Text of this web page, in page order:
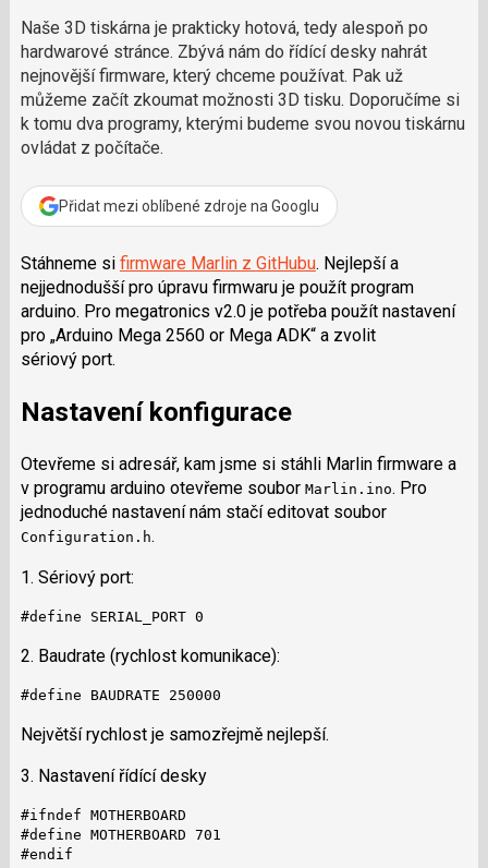
P
d
p
o
ř
a
k
Naše 3D tiskárna je prakticky hotová, tedy alespoň po
hardwarové stránce. Zbývá nám do řídící desky nahrát
nejnovější firmware, který chceme používat. Pak už
můžeme začít zkoumat možnosti 3D tisku. Doporučíme si
k tomu dva programy, kterými budeme svou novou tiskárnu
ovládat z počítače.
Přidat mezi oblíbené zdroje na Googlu
Stáhneme si firmware Marlin z GitHubu. Nejlepší a
nejjednodušší pro úpravu firmwaru je použít program
arduino. Pro megatronics v2.0 je potřeba použít nastavení
pro „Arduino Mega 2560 or Mega ADK“ a zvolit
sériový port.
Nastavení konfigurace
Otevřeme si adresář, kam jsme si stáhli Marlin firmware a
v programu arduino otevřeme soubor Marlin.ino. Pro
jednoduché nastavení nám stačí editovat soubor
Configuration.h.
1. Sériový port:
#define SERIAL_PORT 0
2. Baudrate (rychlost komunikace):
#define BAUDRATE 250000
Největší rychlost je samozřejmě nejlepší.
3. Nastavení řídící desky
#ifndef MOTHERBOARD
#define MOTHERBOARD 701
#endif